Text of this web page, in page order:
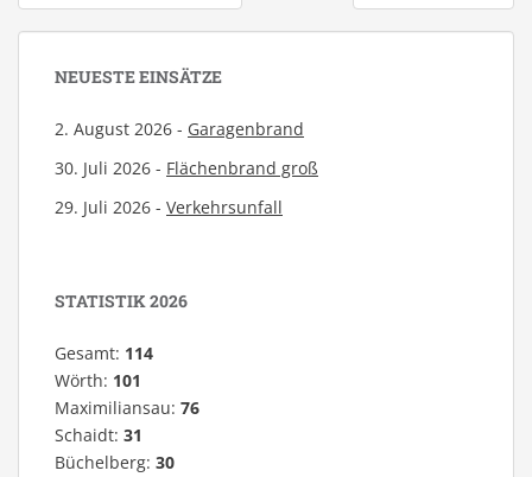
NEUESTE EINSÄTZE
2. August 2026 - Garagenbrand
30. Juli 2026 - Flächenbrand groß
29. Juli 2026 - Verkehrsunfall
STATISTIK 2026
Gesamt: 114
Wörth: 101
Maximiliansau: 76
Schaidt: 31
Büchelberg: 30